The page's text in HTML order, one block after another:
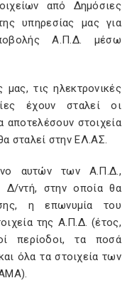
από Δημόσιες
υπηρεσίας μας για
Α.Π.Δ. μέσω
τις ηλεκτρονικές
έχουν σταλεί οι
στοιχεία
σταλεί στην ΕΛ.ΑΣ.
αυτών των Α.Π.Δ.,
Δ/ντή, στην οποία θα
η επωνυμία του
της Α.Π.Δ. (έτος,
περίοδοι, τα ποσά
όλα τα στοιχεία των